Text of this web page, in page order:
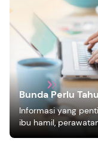
Bunda Perlu
Informasi yang
ibu hamil,
mengasuh anak